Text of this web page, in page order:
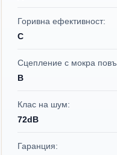
Горивна ефективност:
C
Сцепление с мокра
B
Клас на шум:
72dB
Гаранция: